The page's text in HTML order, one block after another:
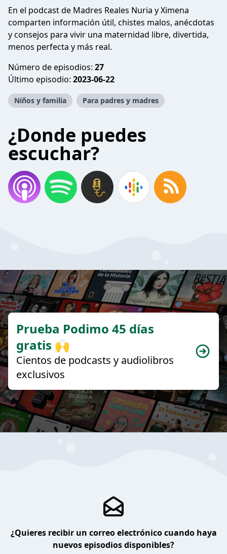
En el podcast de Madres Reales Nuria y Ximena
comparten información útil, chistes malos, anécdotas
y consejos para vivir una maternidad libre, divertida,
menos perfecta y más real.
Número de episodios: 27
Último episodio: 2023-06-22
Niños y familia Para padres y madres
¿Donde puedes
escuchar?
Prueba Podimo 45 días
gratis 🙌
Cientos de podcasts y audiolibros
exclusivos
¿Quieres recibir un correo electrónico cuando haya
nuevos episodios disponibles?